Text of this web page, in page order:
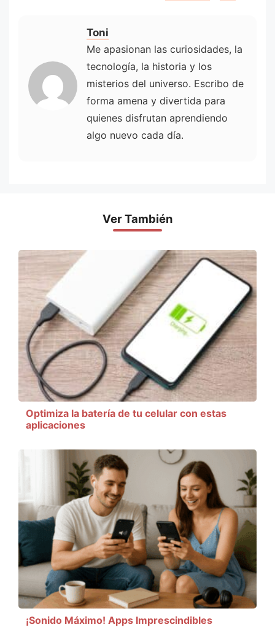
Toni
Me apasionan las curiosidades, la
tecnología, la historia y los
misterios del universo. Escribo de
forma amena y divertida para
quienes disfrutan aprendiendo
algo nuevo cada día.
Ver También
Optimiza la batería de tu celular con estas
aplicaciones
¡Sonido Máximo! Apps Imprescindibles